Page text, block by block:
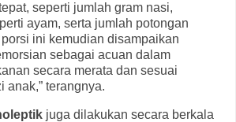
seperti jumlah gram nasi,
ayam, serta jumlah potongan
ini kemudian disampaikan
sebagai acuan dalam
secara merata dan sesuai
anak,” terangnya.
juga dilakukan secara berkala